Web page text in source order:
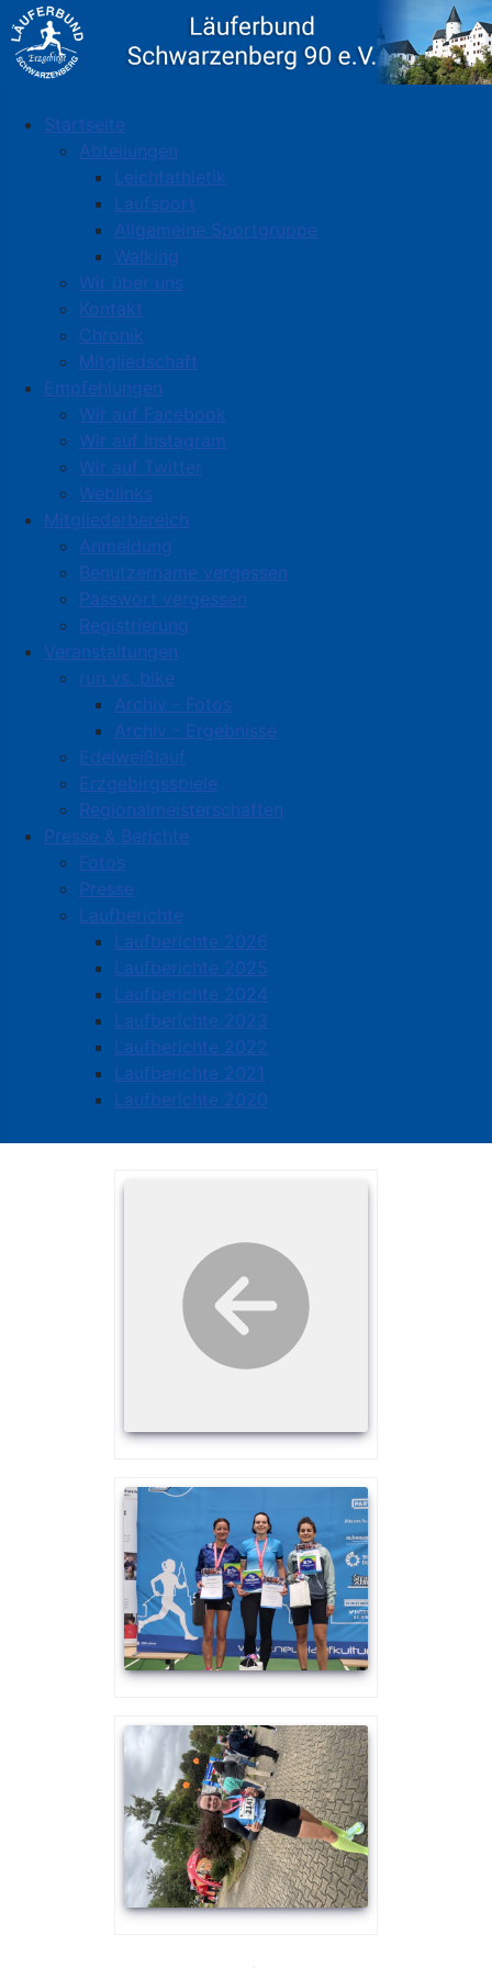
Startseite
Abteilungen
Leichtathletik
Laufsport
Allgemeine Sportgruppe
Walking
Wir über uns
Kontakt
Chronik
Mitgliedschaft
Empfehlungen
Wir auf Facebook
Wir auf Instagram
Wir auf Twitter
Weblinks
Mitgliederbereich
Anmeldung
Benutzername vergessen
Passwort vergessen
Registrierung
Veranstaltungen
run vs. bike
Archiv - Fotos
Archiv - Ergebnisse
Edelweißlauf
Erzgebirgsspiele
Regionalmeisterschaften
Presse & Berichte
Fotos
Presse
Laufberichte
Laufberichte 2026
Laufberichte 2025
Laufberichte 2024
Laufberichte 2023
Laufberichte 2022
Laufberichte 2021
Laufberichte 2020